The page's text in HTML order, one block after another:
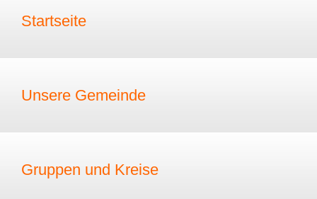
Startseite
Unsere Gemeinde
Gruppen und Kreise